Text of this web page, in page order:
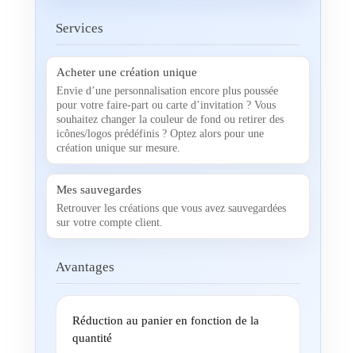
Services
Acheter une création unique
Envie d’une personnalisation encore plus poussée
pour votre faire-part ou carte d’invitation ? Vous
souhaitez changer la couleur de fond ou retirer des
icônes/logos prédéfinis ? Optez alors pour une
création unique sur mesure.
Mes sauvegardes
Retrouver les créations que vous avez sauvegardées
sur votre compte client.
Avantages
Réduction au panier en fonction de la
quantité